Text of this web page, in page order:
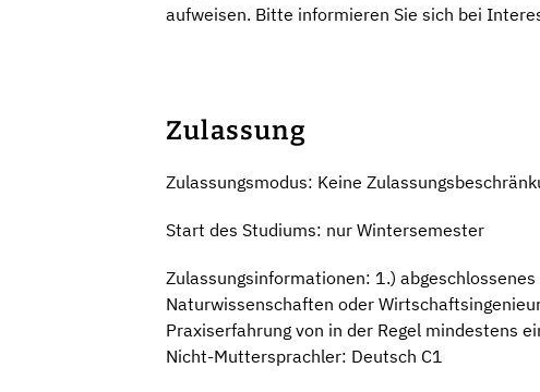
aufweisen. Bitte informieren Sie sich bei
Zulassung
Zulassungsmodus: Keine
Start des Studiums: nur Wintersemester
Zulassungsinformationen: 1.)
Naturwissenschaften oder
Praxiserfahrung von in der Regel mindestens
Nicht-Muttersprachler: Deutsch C1